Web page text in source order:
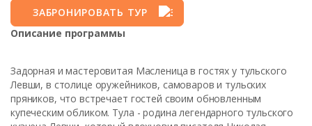
ЗАБРОНИРОВАТЬ ТУР
Описание программы
Задорная и мастеровитая Масленица в гостях у тульского
Левши, в столице оружейников, самоваров и тульских
пряников, что встречает гостей своим обновленным
купеческим обликом. Тула - родина легендарного тульского